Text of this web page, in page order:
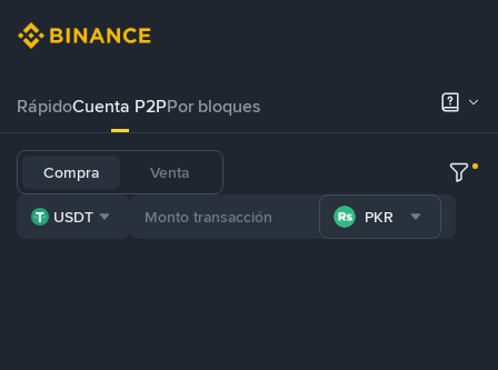
RápidoCuenta P2PPor bloques
Compra Venta
USDT PKR